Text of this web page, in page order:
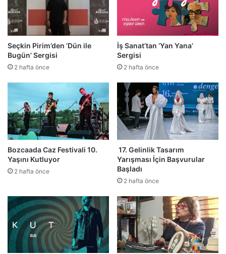
Seçkin Pirim’den ‘Dün ile
Bugün’ Sergisi
2 hafta önce
İş Sanat’tan ‘Yan Yana’
Sergisi
2 hafta önce
Bozcaada Caz Festivali 10.
Yaşını Kutluyor
2 hafta önce
17. Gelinlik Tasarım
Yarışması İçin Başvurular
Başladı
2 hafta önce